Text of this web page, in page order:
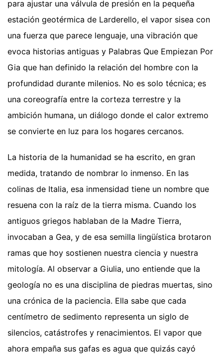
para ajustar una válvula de presión en la pequeña
estación geotérmica de Larderello, el vapor sisea con
una fuerza que parece lenguaje, una vibración que
evoca historias antiguas y Palabras Que Empiezan Por
Gia que han definido la relación del hombre con la
profundidad durante milenios. No es solo técnica; es
una coreografía entre la corteza terrestre y la
ambición humana, un diálogo donde el calor extremo
se convierte en luz para los hogares cercanos.
La historia de la humanidad se ha escrito, en gran
medida, tratando de nombrar lo inmenso. En las
colinas de Italia, esa inmensidad tiene un nombre que
resuena con la raíz de la tierra misma. Cuando los
antiguos griegos hablaban de la Madre Tierra,
invocaban a Gea, y de esa semilla lingüística brotaron
ramas que hoy sostienen nuestra ciencia y nuestra
mitología. Al observar a Giulia, uno entiende que la
geología no es una disciplina de piedras muertas, sino
una crónica de la paciencia. Ella sabe que cada
centímetro de sedimento representa un siglo de
silencios, catástrofes y renacimientos. El vapor que
ahora empaña sus gafas es agua que quizás cayó